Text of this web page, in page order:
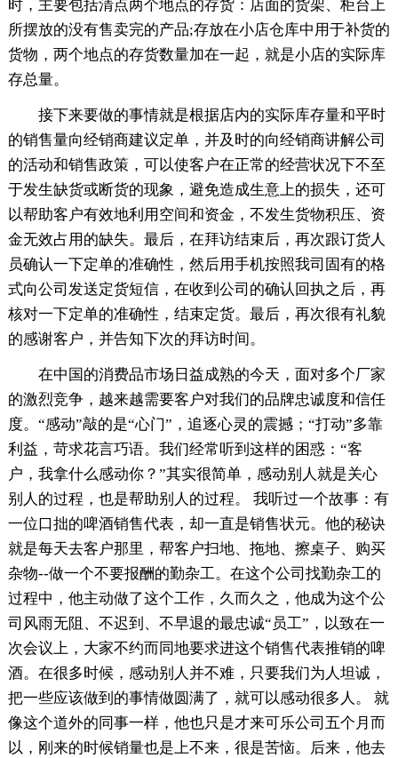
时，主要包括清点两个地点的存货：店面的货架、柜台上
所摆放的没有售卖完的产品;存放在小店仓库中用于补货的
货物，两个地点的存货数量加在一起，就是小店的实际库
存总量。
接下来要做的事情就是根据店内的实际库存量和平时
的销售量向经销商建议定单，并及时的向经销商讲解公司
的活动和销售政策，可以使客户在正常的经营状况下不至
于发生缺货或断货的现象，避免造成生意上的损失，还可
以帮助客户有效地利用空间和资金，不发生货物积压、资
金无效占用的缺失。最后，在拜访结束后，再次跟订货人
员确认一下定单的准确性，然后用手机按照我司固有的格
式向公司发送定货短信，在收到公司的确认回执之后，再
核对一下定单的准确性，结束定货。最后，再次很有礼貌
的感谢客户，并告知下次的拜访时间。
在中国的消费品市场日益成熟的今天，面对多个厂家
的激烈竞争，越来越需要客户对我们的品牌忠诚度和信任
度。“感动”敲的是“心门”，追逐心灵的震撼；“打动”多靠
利益，苛求花言巧语。我们经常听到这样的困惑：“客
户，我拿什么感动你？”其实很简单，感动别人就是关心
别人的过程，也是帮助别人的过程。 我听过一个故事：有
一位口拙的啤酒销售代表，却一直是销售状元。他的秘诀
就是每天去客户那里，帮客户扫地、拖地、擦桌子、购买
杂物--做一个不要报酬的勤杂工。在这个公司找勤杂工的
过程中，他主动做了这个工作，久而久之，他成为这个公
司风雨无阻、不迟到、不早退的最忠诚“员工”，以致在一
次会议上，大家不约而同地要求进这个销售代表推销的啤
酒。在很多时候，感动别人并不难，只要我们为人坦诚，
把一些应该做到的事情做圆满了，就可以感动很多人。 就
像这个道外的同事一样，他也只是才来可乐公司五个月而
以，刚来的时候销量也是上不来，很是苦恼。后来，他去